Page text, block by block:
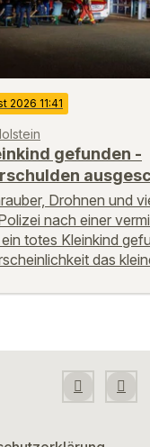
2026 11:41
gefunden -
Drohnen und
nach einer
totes Kleinkind
das